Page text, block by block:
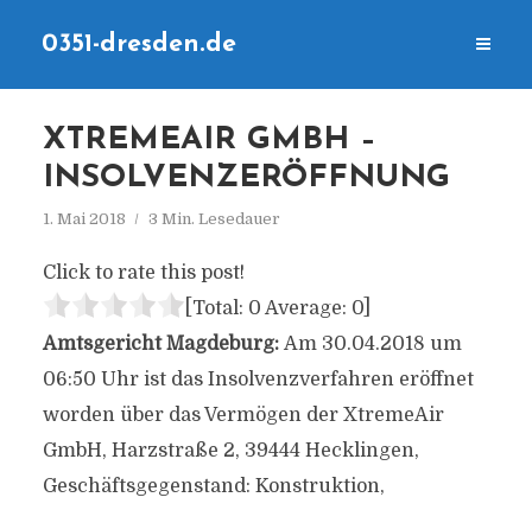
0351-dresden.de
XTREMEAIR GMBH –
INSOLVENZERÖFFNUNG
1. Mai 2018 3 Min. Lesedauer
Click to rate this post!
[Total: 0 Average: 0]
Amtsgericht Magdeburg:Am 30.04.2018 um
06:50 Uhr ist das Insolvenzverfahren eröffnet
worden über das Vermögen der XtremeAir
GmbH, Harzstraße 2, 39444 Hecklingen,
Geschäftsgegenstand: Konstruktion,